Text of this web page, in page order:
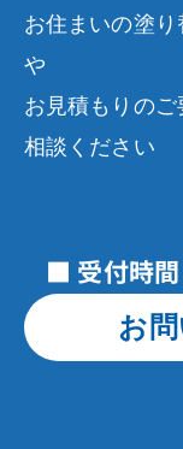
お住まいの塗
や
お見積もりの
相談ください
■ 受付時間
お